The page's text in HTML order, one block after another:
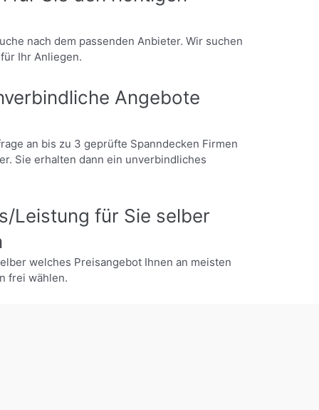
nach dem passenden Anbieter. Wir suchen
Ihr Anliegen.
Angebote
an bis zu 3 geprüfte Spanndecken Firmen
Sie erhalten dann ein unverbindliches
Leistung für Sie selber
welches Preisangebot Ihnen an meisten
frei wählen.